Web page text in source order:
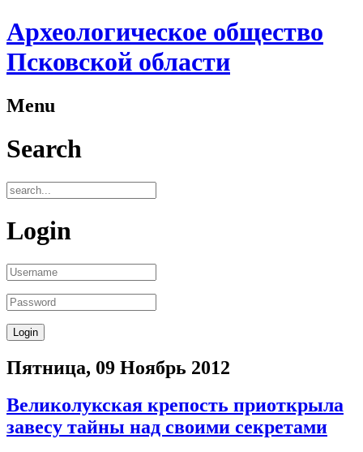
Археологическое общество
Псковской области
Menu
Search
Login
Пятница, 09 Ноябрь 2012
Великолукская крепость приоткрыла
завесу тайны над своими секретами